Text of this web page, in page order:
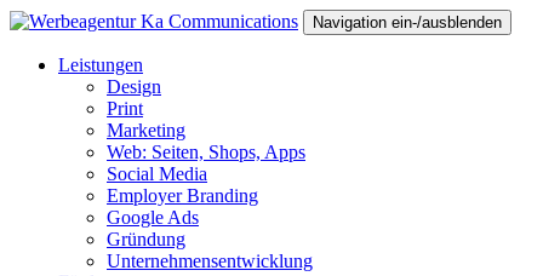
Navigation ein-/ausblenden
Leistungen
Design
Print
Marketing
Web: Seiten, Shops, Apps
Social Media
Employer Branding
Google Ads
Gründung
Unternehmensentwicklung